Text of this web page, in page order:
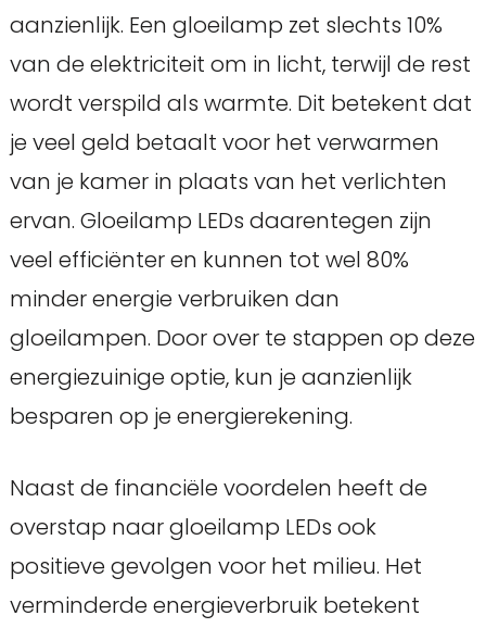
aanzienlijk. Een gloeilamp zet slechts 10%
van de elektriciteit om in licht, terwijl de rest
wordt verspild als warmte. Dit betekent dat
je veel geld betaalt voor het verwarmen
van je kamer in plaats van het verlichten
ervan. Gloeilamp LEDs daarentegen zijn
veel efficiënter en kunnen tot wel 80%
minder energie verbruiken dan
gloeilampen. Door over te stappen op deze
energiezuinige optie, kun je aanzienlijk
besparen op je energierekening.
Naast de financiële voordelen heeft de
overstap naar gloeilamp LEDs ook
positieve gevolgen voor het milieu. Het
verminderde energieverbruik betekent